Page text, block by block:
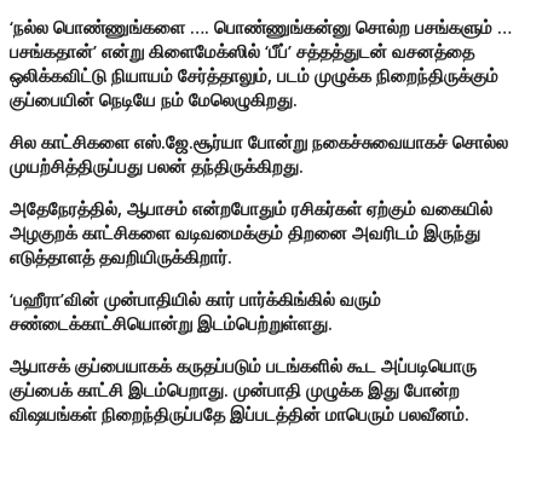
‘நல்ல பொண்ணுங்களை …. பொண்ணுங்கன்னு சொல்ற பசங்களும் …
பசங்கதான்’ என்று கிளைமேக்ஸில் ‘பீப்’ சத்தத்துடன் வசனத்தை
ஒலிக்கவிட்டு நியாயம் சேர்த்தாலும், படம் முழுக்க நிறைந்திருக்கும்
குப்பையின் நெடியே நம் மேலெழுகிறது.
சில காட்சிகளை எஸ்.ஜே.சூர்யா போன்று நகைச்சுவையாகச் சொல்ல
முயற்சித்திருப்பது பலன் தந்திருக்கிறது.
அதேநேரத்தில், ஆபாசம் என்றபோதும் ரசிகர்கள் ஏற்கும் வகையில்
அழகுறக் காட்சிகளை வடிவமைக்கும் திறனை அவரிடம் இருந்து
எடுத்தாளத் தவறியிருக்கிறார்.
‘பஹீரா’வின் முன்பாதியில் கார் பார்க்கிங்கில் வரும்
சண்டைக்காட்சியொன்று இடம்பெற்றுள்ளது.
ஆபாசக் குப்பையாகக் கருதப்படும் படங்களில் கூட அப்படியொரு
குப்பைக் காட்சி இடம்பெறாது. முன்பாதி முழுக்க இது போன்ற
விஷயங்கள் நிறைந்திருப்பதே இப்படத்தின் மாபெரும் பலவீனம்.